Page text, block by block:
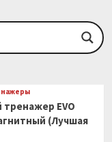
Orion
тренажер EVO
(Лучшая